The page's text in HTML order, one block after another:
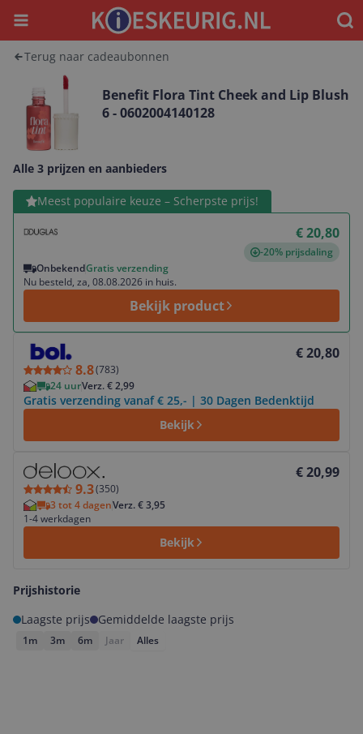
Menu
Terug naar cadeaubonnen
Benefit Flora Tint Cheek and Lip Blush
6 - 0602004140128
Alle 3 prijzen en aanbieders
Meest populaire keuze – Scherpste prijs!
€ 20,80
-20% prijsdaling
OnbekendGratis verzending
Nu besteld, za, 08.08.2026 in huis.
Bekijk product
Bekijk product
8.8(783)
€ 20,80
24 uurVerz. € 2,99
Gratis verzending vanaf € 25,- | 30 Dagen Bedenktijd
Bekijk
Bekijk product
9.3(350)
€ 20,99
3 tot 4 dagenVerz. € 3,95
1-4 werkdagen
Bekijk
Bekijk product
Prijshistorie
Laagste prijs
Gemiddelde laagste prijs
1m 3m 6m Jaar Alles